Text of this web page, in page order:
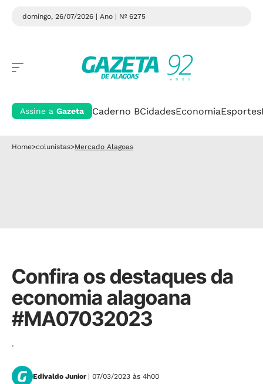
domingo, 26/07/2026 | Ano | Nº 6275
Assine a Gazeta Caderno BCidadesEconomiaEsportes
Home>colunistas>Mercado Alagoas
Confira os destaques da
economia alagoana
#MA07032023
.
Edivaldo Junior | 07/03/2023 às 4h00